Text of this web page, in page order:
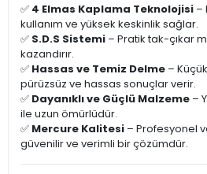
✅ 4 Elmas Kaplama Teknolojisi –
kullanım ve yüksek keskinlik sağlar.
✅ S.D.S Sistemi – Pratik tak-çıkar
kazandırır.
✅ Hassas ve Temiz Delme –
pürüzsüz ve hassas sonuçlar verir.
✅ Dayanıklı ve Güçlü Malzeme –
ile uzun ömürlüdür.
✅ Mercure Kalitesi – Profesyonel
güvenilir ve verimli bir çözümdür.